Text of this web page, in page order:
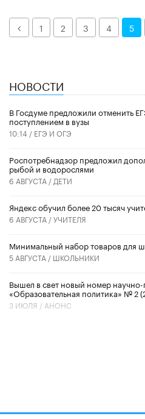
Назад1 2 3 4 5
НОВОСТИ
В Госдуме предложили отменить
поступлением в вузы
10:14 / ЕГЭ И ОГЭ
Роспотребнадзор предложил
рыбой и водорослями
6 АВГУСТА / ДЕТИ
​Яндекс обучил более 20 тысяч
6 АВГУСТА /УЧИТЕЛЯ
Минимальный набор товаров для
5 АВГУСТА / ШКОЛЬНИКИ
Вышел в свет новый номер
«Образовательная политика» № 2
3 ИЮЛЯ / АНОНС